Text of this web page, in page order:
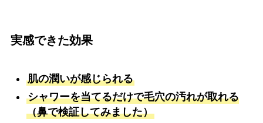
実感できた効果
肌の潤いが感じられる
シャワーを当てるだけで毛穴の汚れが取れる
（鼻で検証してみました）